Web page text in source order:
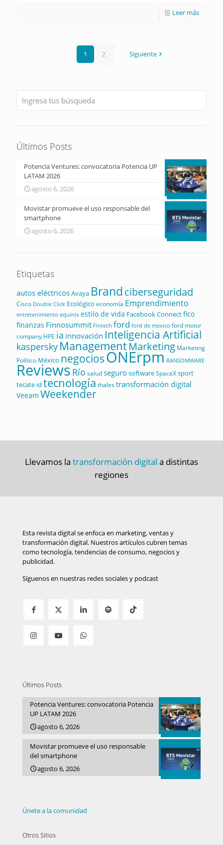
Leer más
1 2 Siguiente
Últimos Posts
Potencia Ventures: convocatoria Potencia UP
LATAM 2026
agosto 6, 2026
Movistar promueve el uso responsable del
smartphone
agosto 6, 2026
Etiquetas
autos eléctricosAvaya Brandciberseguridad
Cisco Double Click Ecológico economía Emprendimiento
entretenimiento equinix estilo de vida Facebook Connectfico
finanzas Finnosummit Fintech ford ford de mexico ford motor
company HPE ia innovación Inteligencia Artificial
kaspersky ManagementMarketing Marketing
Político México negociosONErpm RANSOMWARE
Reviews Río saludsegurosoftwareSpaceXsport
tecate id tecnología thalestransformación digital
Veeam Weekender
Llevamos la transformación digital a distintas
regiones
Esta revista digital se enfoca en marketing, ventas y
transformación digital. Nuestros artículos cubren temas
como tecnología, tendencias de consumo, negocios y
publicidad.
Síguenos en nuestras redes sociales y podcast
Últimos Posts
Potencia Ventures: convocatoria Potencia
UP LATAM 2026
agosto 6, 2026
Movistar promueve el uso responsable
del smartphone
agosto 6, 2026
Únete a la comunidad
Otros Sitios